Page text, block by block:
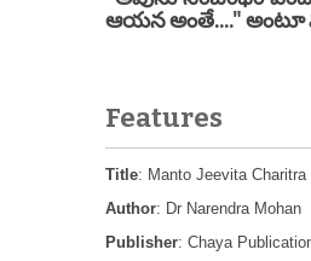
ఆయన అంతే...." అంటూ
- డా.
Features
Title: Manto Jeevita Charitra
Author: Dr Narendra Mohan
Publisher: Chaya